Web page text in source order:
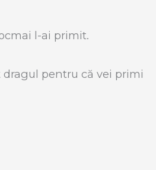
l-ai primit.
dragul pentru că vei primi